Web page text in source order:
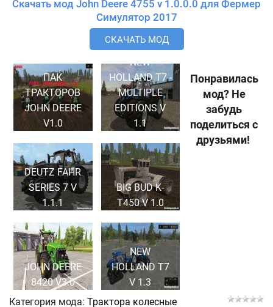
Скачать мод John Deere 4755 v 1.0.0.0 для Фермер
Симулятор 2017
СКАЧАТЬ МОД
ПАК
ТРАКТОРОВ
JOHN DEERE
V1.0
NEW
HOLLAND T7 -
MULTIPLE
EDITIONS V
1.1
DEUTZ FAHR
SERIES 7 V
1.1.1
BIG BUD K-
T450 V 1.0
JOHN DEERE
8420 V3.0
NEW
HOLLAND T7
V 1.3
Понравилась
мод? Не
забудь
поделиться с
друзьями!
Категория мода: Трактора колесные